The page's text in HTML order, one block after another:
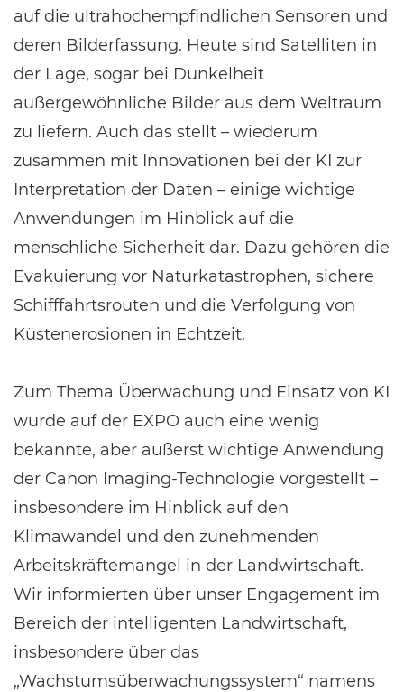
auf die ultrahochempfindlichen Sensoren und
deren Bilderfassung. Heute sind Satelliten in
der Lage, sogar bei Dunkelheit
außergewöhnliche Bilder aus dem Weltraum
zu liefern. Auch das stellt – wiederum
zusammen mit Innovationen bei der KI zur
Interpretation der Daten – einige wichtige
Anwendungen im Hinblick auf die
menschliche Sicherheit dar. Dazu gehören die
Evakuierung vor Naturkatastrophen, sichere
Schifffahrtsrouten und die Verfolgung von
Küstenerosionen in Echtzeit.
Zum Thema Überwachung und Einsatz von KI
wurde auf der EXPO auch eine wenig
bekannte, aber äußerst wichtige Anwendung
der Canon Imaging-Technologie vorgestellt –
insbesondere im Hinblick auf den
Klimawandel und den zunehmenden
Arbeitskräftemangel in der Landwirtschaft.
Wir informierten über unser Engagement im
Bereich der intelligenten Landwirtschaft,
insbesondere über das
„Wachstumsüberwachungssystem“ namens